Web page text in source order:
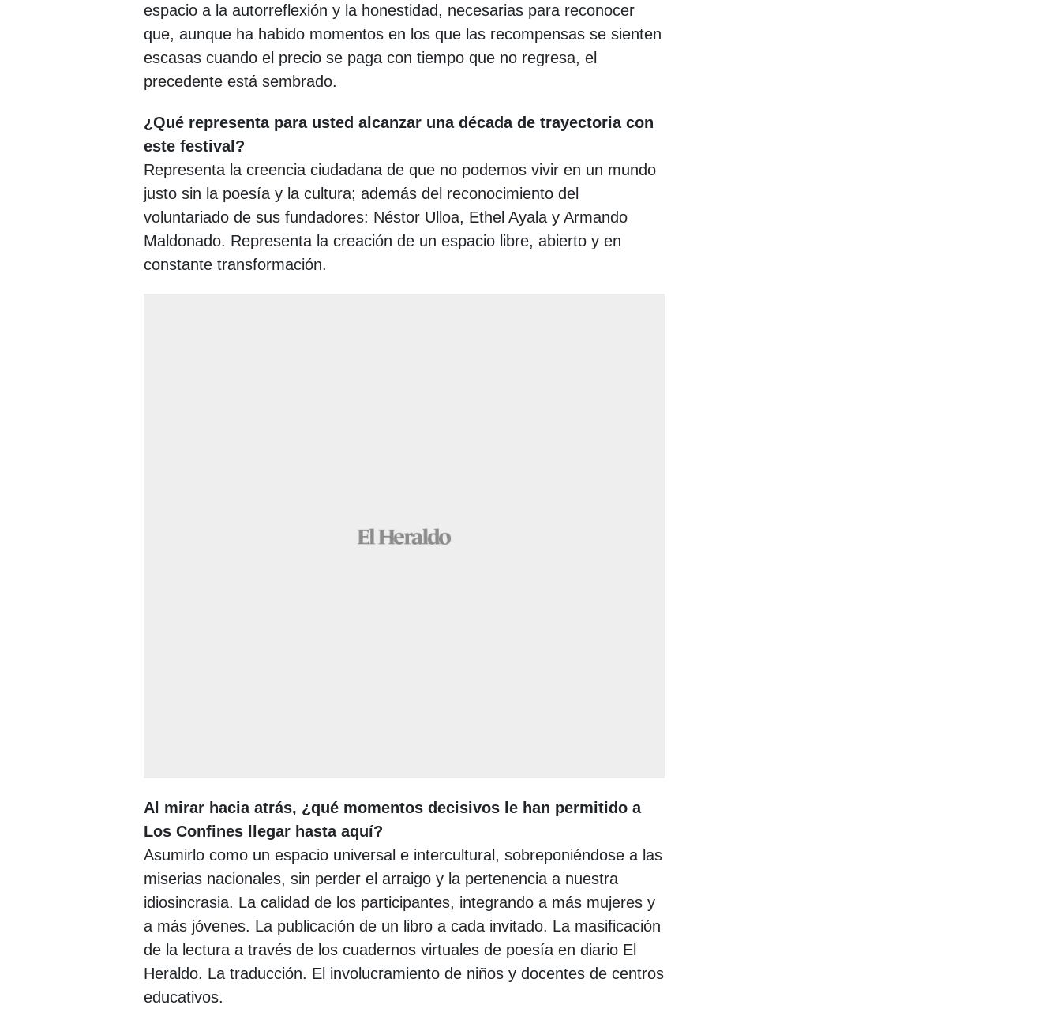
espacio a la autorreflexión y la honestidad, necesarias para reconocer
que, aunque ha habido momentos en los que las recompensas se sienten
escasas cuando el precio se paga con tiempo que no regresa, el
precedente está sembrado.
¿Qué representa para usted alcanzar una década de trayectoria con
este festival?
Representa la creencia ciudadana de que no podemos vivir en un mundo
justo sin la poesía y la cultura; además del reconocimiento del
voluntariado de sus fundadores: Néstor Ulloa, Ethel Ayala y Armando
Maldonado. Representa la creación de un espacio libre, abierto y en
constante transformación.
Al mirar hacia atrás, ¿qué momentos decisivos le han permitido a
Los Confines llegar hasta aquí?
Asumirlo como un espacio universal e intercultural, sobreponiéndose a las
miserias nacionales, sin perder el arraigo y la pertenencia a nuestra
idiosincrasia. La calidad de los participantes, integrando a más mujeres y
a más jóvenes. La publicación de un libro a cada invitado. La masificación
de la lectura a través de los cuadernos virtuales de poesía en diario El
Heraldo. La traducción. El involucramiento de niños y docentes de centros
educativos.